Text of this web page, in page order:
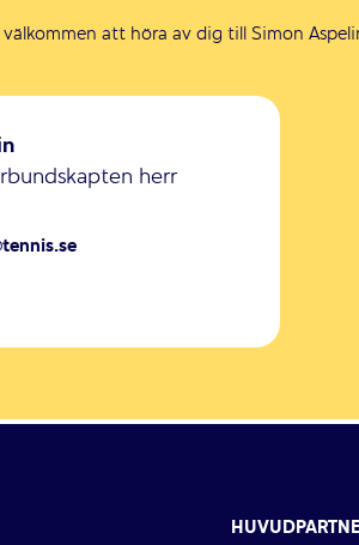
att höra av dig till Simon
herr